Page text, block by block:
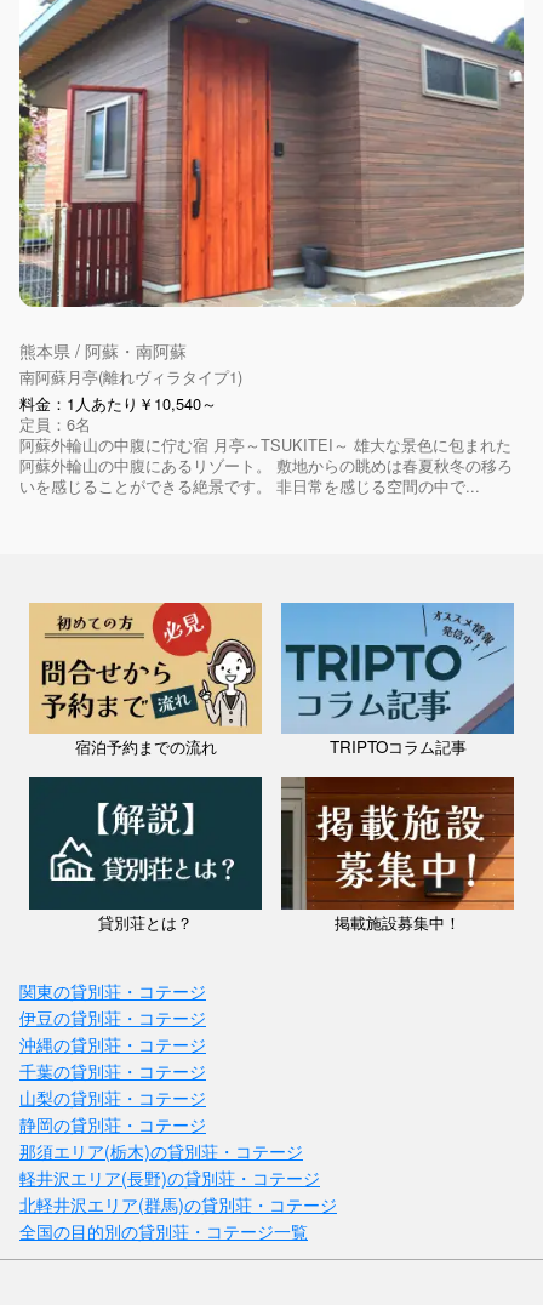
熊本県 / 阿蘇・南阿蘇
南阿蘇月亭(離れヴィラタイプ1)
料金：1人あたり￥10,540～
定員：6名
阿蘇外輪山の中腹に佇む宿 月亭～TSUKITEI～ 雄大な景色に包まれた
阿蘇外輪山の中腹にあるリゾート。 敷地からの眺めは春夏秋冬の移ろ
いを感じることができる絶景です。 非日常を感じる空間の中で...
宿泊予約までの流れ TRIPTOコラム記事
貸別荘とは？ 掲載施設募集中！
関東の貸別荘・コテージ
伊豆の貸別荘・コテージ
沖縄の貸別荘・コテージ
千葉の貸別荘・コテージ
山梨の貸別荘・コテージ
静岡の貸別荘・コテージ
那須エリア(栃木)の貸別荘・コテージ
軽井沢エリア(長野)の貸別荘・コテージ
北軽井沢エリア(群馬)の貸別荘・コテージ
全国の目的別の貸別荘・コテージ一覧